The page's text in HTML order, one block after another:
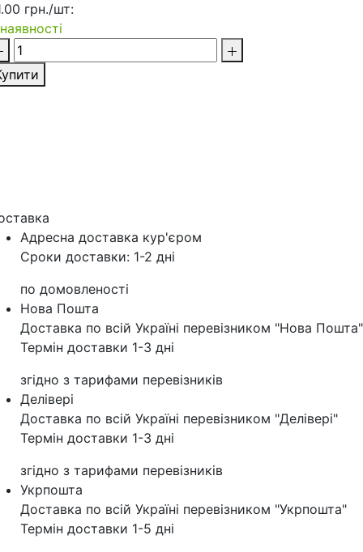
грн./шт:
Адресна доставка кур'‎єром
Сроки доставки: 1-2 дні
по домовленості
Нова Пошта
Доставка по всій Україні перевізником "Нова Пошта"
Термін доставки 1-3 дні
згідно з тарифами перевізників
Делівері
Доставка по всій Україні перевізником "Делівері"
Термін доставки 1-3 дні
згідно з тарифами перевізників
Укрпошта
Доставка по всій Україні перевізником "Укрпошта"
Термін доставки 1-5 дні